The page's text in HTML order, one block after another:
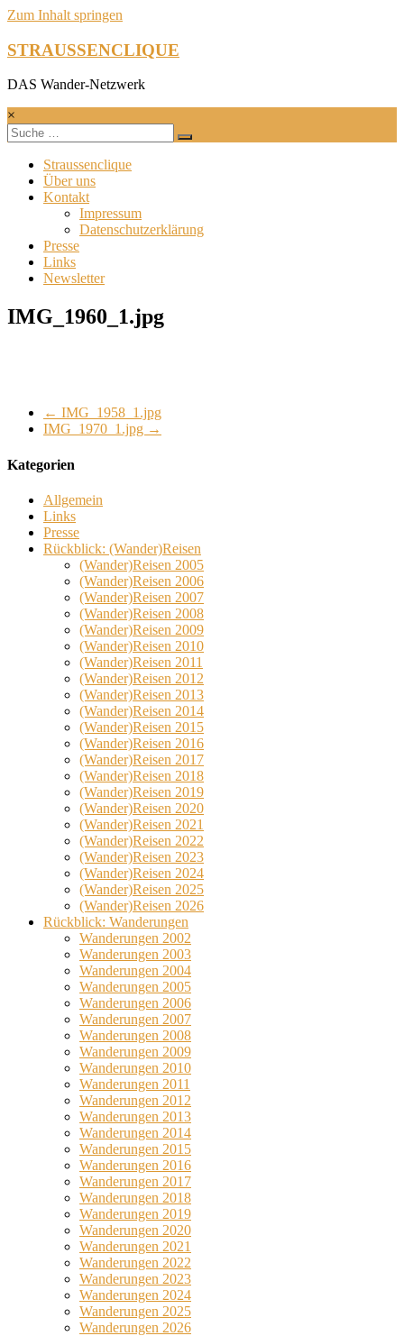
Zum Inhalt springen
STRAUSSENCLIQUE
DAS Wander-Netzwerk
×
Straussenclique
Über uns
Kontakt
Impressum
Datenschutzerklärung
Presse
Links
Newsletter
IMG_1960_1.jpg
← IMG_1958_1.jpg
IMG_1970_1.jpg →
Kategorien
Allgemein
Links
Presse
Rückblick: (Wander)Reisen
(Wander)Reisen 2005
(Wander)Reisen 2006
(Wander)Reisen 2007
(Wander)Reisen 2008
(Wander)Reisen 2009
(Wander)Reisen 2010
(Wander)Reisen 2011
(Wander)Reisen 2012
(Wander)Reisen 2013
(Wander)Reisen 2014
(Wander)Reisen 2015
(Wander)Reisen 2016
(Wander)Reisen 2017
(Wander)Reisen 2018
(Wander)Reisen 2019
(Wander)Reisen 2020
(Wander)Reisen 2021
(Wander)Reisen 2022
(Wander)Reisen 2023
(Wander)Reisen 2024
(Wander)Reisen 2025
(Wander)Reisen 2026
Rückblick: Wanderungen
Wanderungen 2002
Wanderungen 2003
Wanderungen 2004
Wanderungen 2005
Wanderungen 2006
Wanderungen 2007
Wanderungen 2008
Wanderungen 2009
Wanderungen 2010
Wanderungen 2011
Wanderungen 2012
Wanderungen 2013
Wanderungen 2014
Wanderungen 2015
Wanderungen 2016
Wanderungen 2017
Wanderungen 2018
Wanderungen 2019
Wanderungen 2020
Wanderungen 2021
Wanderungen 2022
Wanderungen 2023
Wanderungen 2024
Wanderungen 2025
Wanderungen 2026